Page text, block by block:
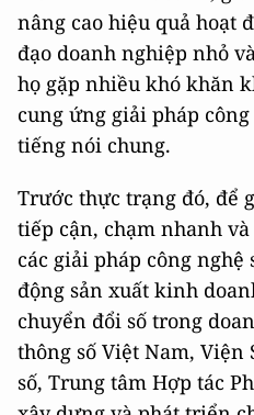
nâng cao hiệu quả hoạt
đạo doanh nghiệp nhỏ
họ gặp nhiều khó khăn
cung ứng giải pháp
tiếng nói chung.
Trước thực trạng đó, để
tiếp cận, chạm nhanh
các giải pháp công nghệ
động sản xuất kinh
chuyển đổi số trong
thông số Việt Nam, Viện
số, Trung tâm Hợp tác